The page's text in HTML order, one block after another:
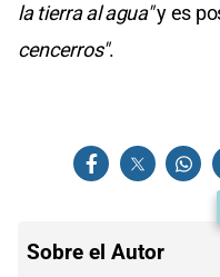
la tierra al agua"y es
cencerros".
Sobre el Autor